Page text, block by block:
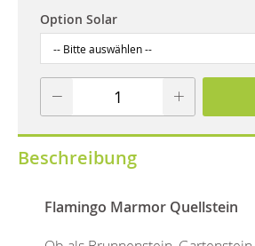
Option Solar
Beschreibung
Flamingo Marmor Quellstein